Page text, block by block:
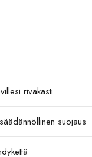
rivakasti
suojaus